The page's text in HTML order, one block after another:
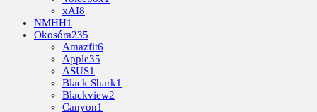
xAI8
NMHH1
Okosóra235
Amazfit6
Apple35
ASUS1
Black Shark1
Blackview2
Canyon1